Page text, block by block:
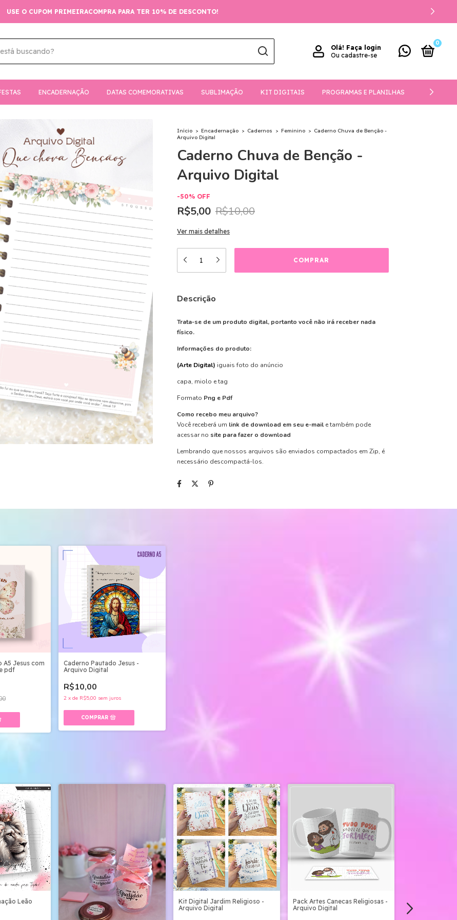
USE O CUPOM PRIMEIRACOMPRA PARA TER 10% DE DESCONTO!
Olá! Faça login
Ou cadastre-se
0
ENCADERNAÇÃO DATAS COMEMORATIVAS SUBLIMAÇÃO KIT DIGITAIS PROGRAMAS E PLANILHAS
Início > Encadernação > Cadernos > Feminino > Caderno Chuva de Benção -
Arquivo Digital
Caderno Chuva de Benção -
Arquivo Digital
-50% OFF
R$5,00 R$10,00
Ver mais detalhes
Descrição
Trata-se de um produto digital, portanto você não irá receber nada
físico.
Informações do produto:
(Arte Digital) iguais foto do anúncio
capa, miolo e tag
Formato Png e Pdf
Como recebo meu arquivo?
Você receberá um link de download em seu e-mail e também pode
acessar no site para fazer o download
Lembrando que nossos arquivos são enviados compactados em Zip, é
necessário descompactá-los.
A5 Jesus com
pdf
Caderno Pautado Jesus -
Arquivo Digital
R$10,00
2 xde R$5,00 sem juros
Leão
Kit Digital Jardim Religioso -
Arquivo Digital
Pack Artes Canecas Religiosas -
Arquivo Digital
Mimos Jesus
Digital